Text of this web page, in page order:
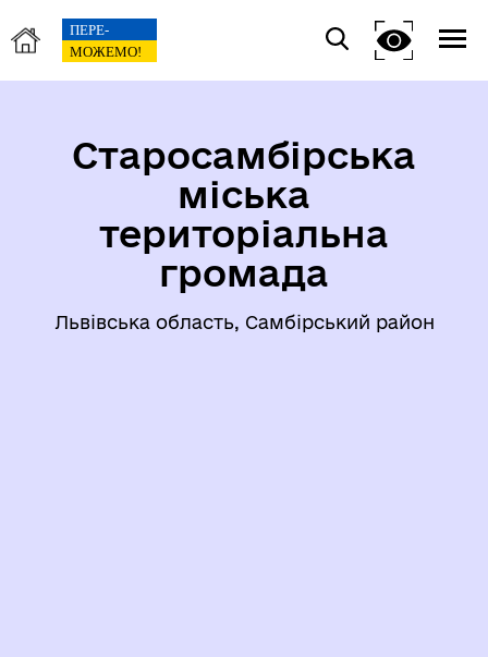
Старосамбірська
міська
територіальна
громада
Львівська область, Самбірський район